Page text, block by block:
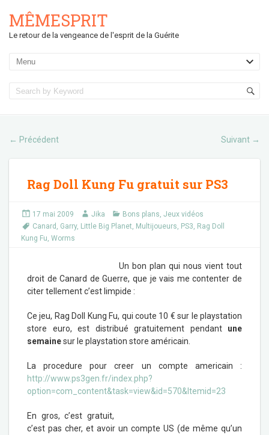
MÊMESPRIT
Le retour de la vengeance de l'esprit de la Guérite
← Précédent Suivant →
Rag Doll Kung Fu gratuit sur PS3
17 mai 2009 Jika Bons plans, Jeux vidéos
Canard , Garry, Little Big Planet, Multijoueurs, PS3, Rag Doll
Kung Fu, Worms
Un bon plan qui nous vient tout
droit de Canard de Guerre, que je vais me contenter de
citer tellement c’est limpide :
Ce jeu, Rag Doll Kung Fu, qui coute 10 € sur le playstation
store euro, est distribué gratuitement pendant une
semainesur le playstation store américain.
La procedure pour creer un compte americain :
http://www.ps3gen.fr/index.php?
option=com_content&task=view&id=570&Itemid=23
En gros, c’est gratuit,
c’est pas cher, et avoir un compte US (de même qu’un